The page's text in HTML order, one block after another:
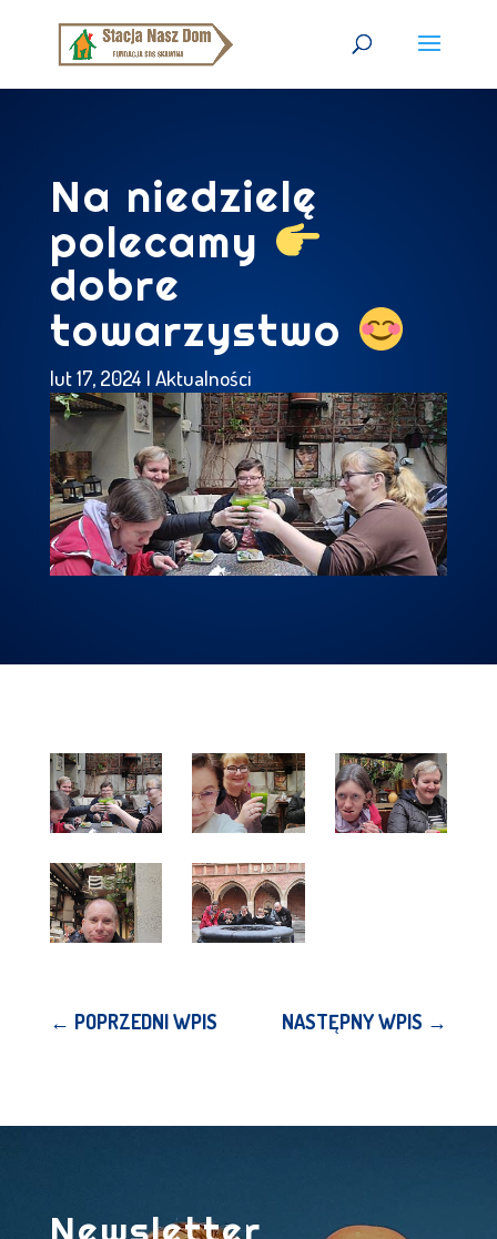
Na niedzielę
polecamy
dobre
towarzystwo
lut 17, 2024 | Aktualności
← POPRZEDNI WPIS NASTĘPNY WPIS →
Newsletter